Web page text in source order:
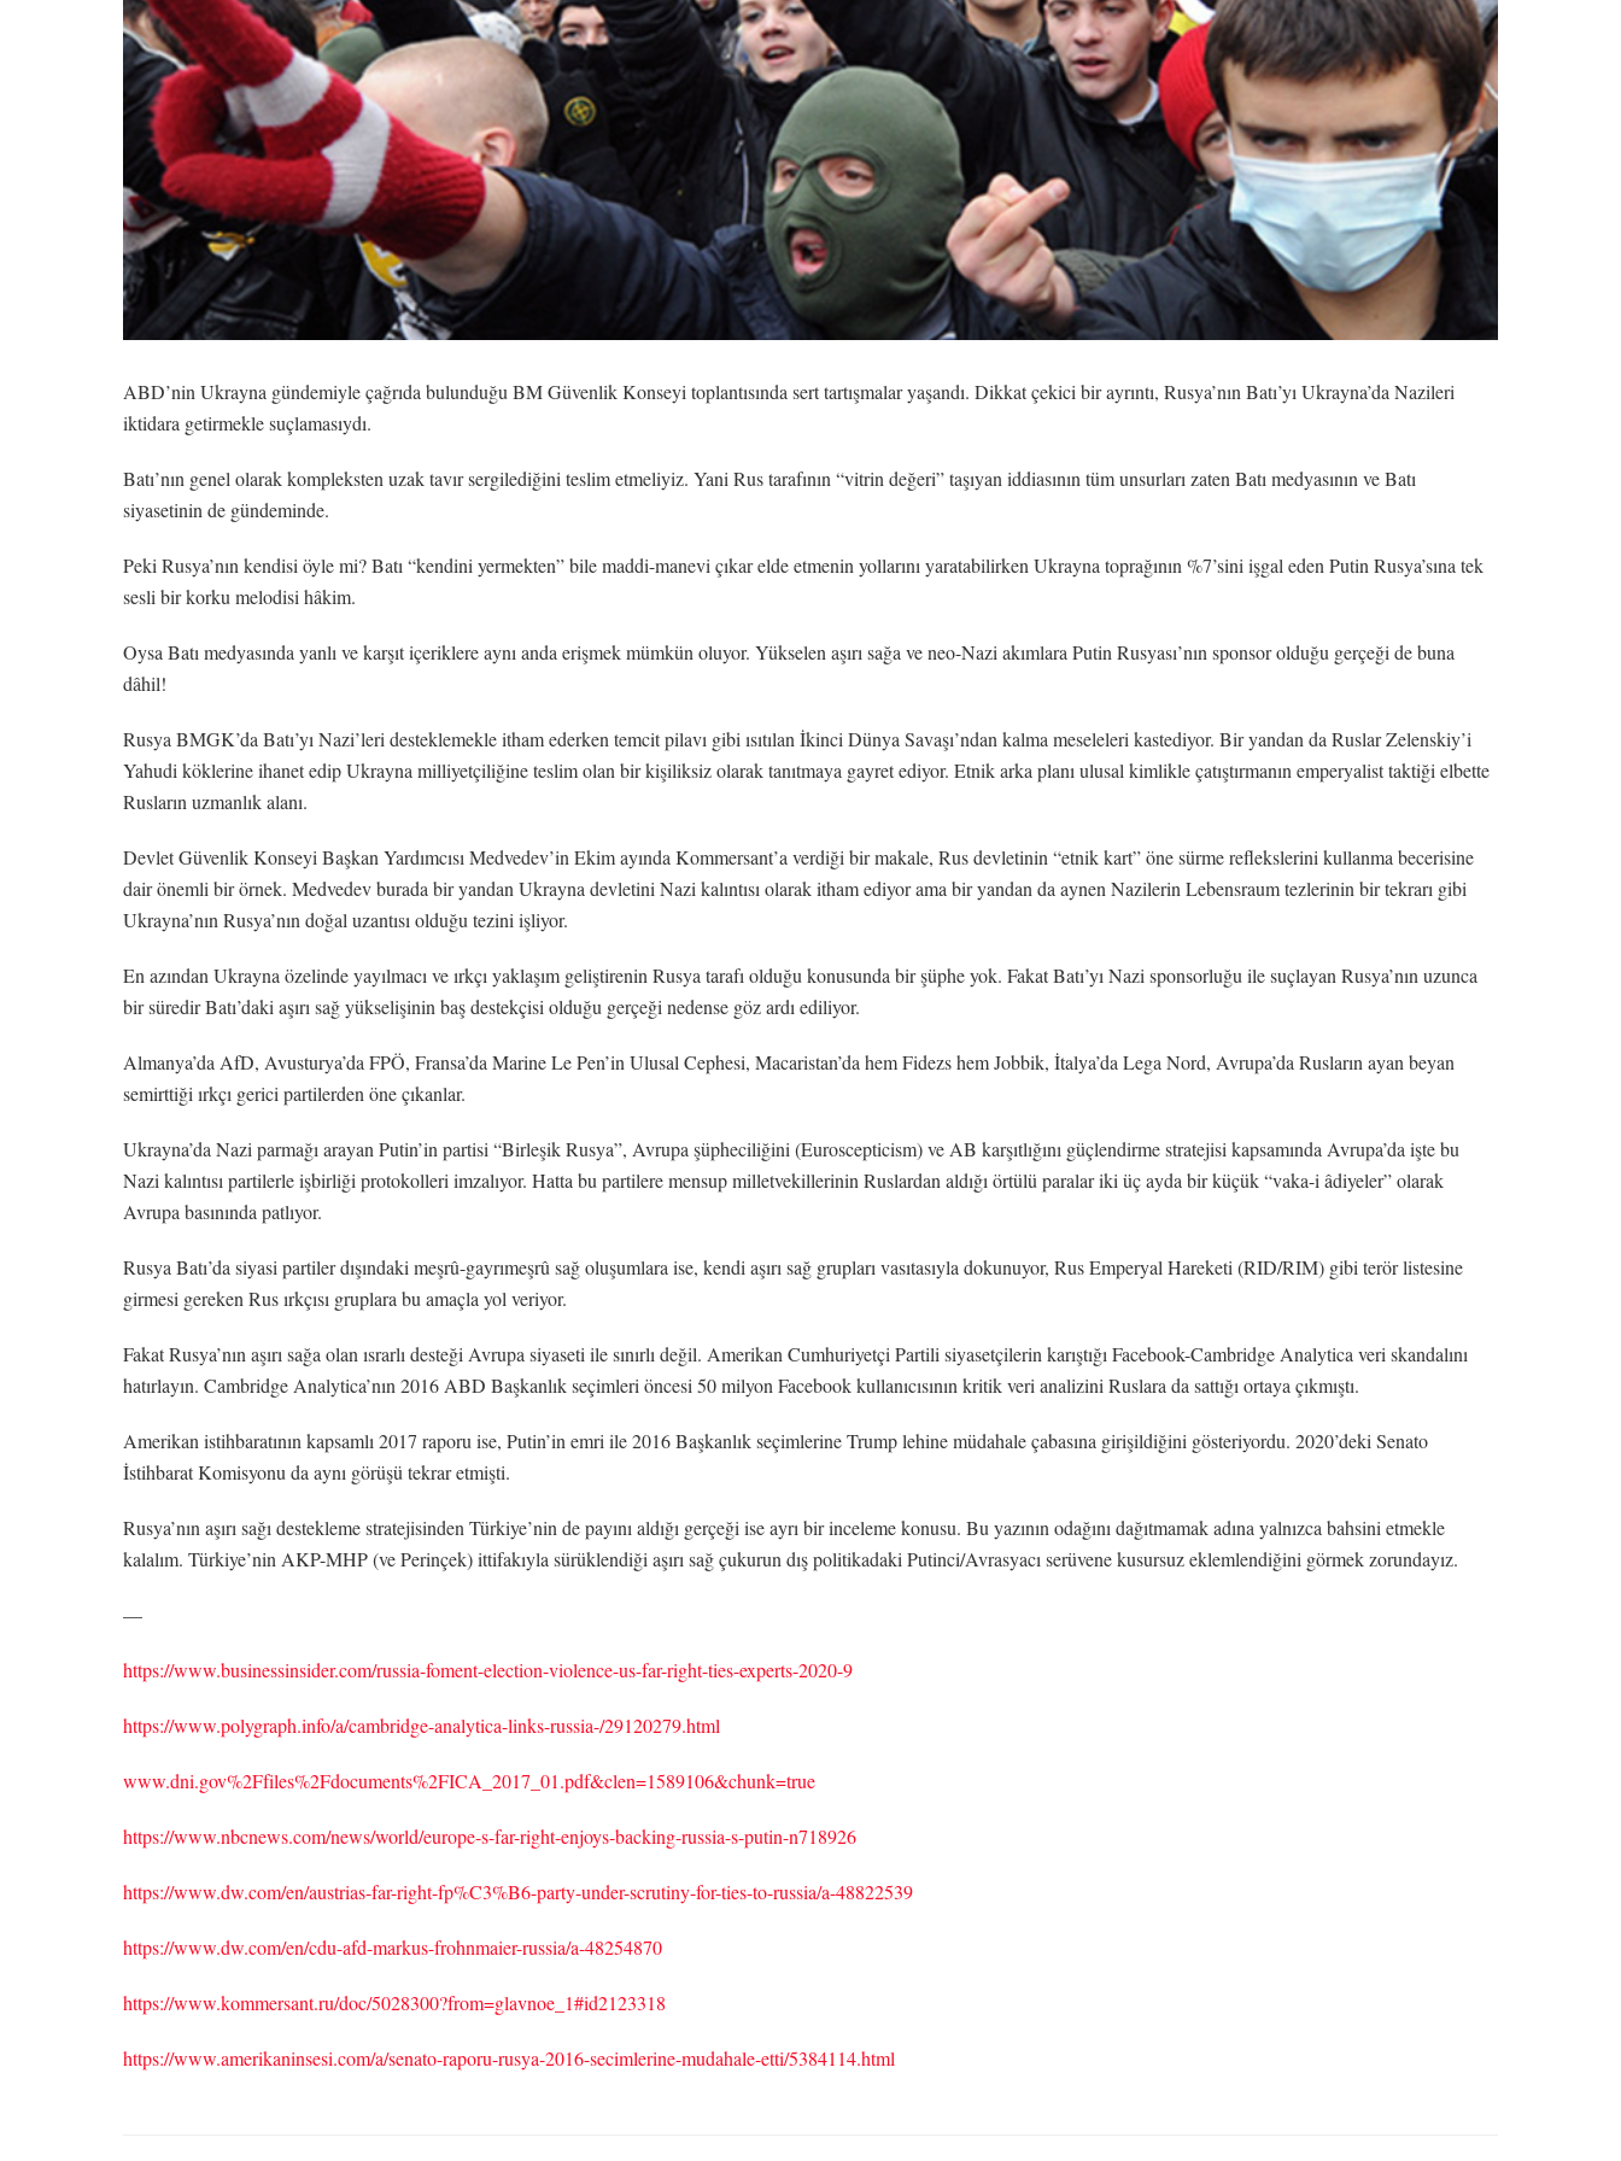
ABD’nin Ukrayna gündemiyle çağrıda bulunduğu BM Güvenlik Konseyi toplantısında sert tartışmalar yaşandı. Dikkat çekici bir ayrıntı, Rusya’nın Batı’yı Ukrayna’da Nazileri
iktidara getirmekle suçlamasıydı.
Batı’nın genel olarak kompleksten uzak tavır sergilediğini teslim etmeliyiz. Yani Rus tarafının “vitrin değeri” taşıyan iddiasının tüm unsurları zaten Batı medyasının ve Batı
siyasetinin de gündeminde.
Peki Rusya’nın kendisi öyle mi? Batı “kendini yermekten” bile maddi-manevi çıkar elde etmenin yollarını yaratabilirken Ukrayna toprağının %7’sini işgal eden Putin Rusya’sına tek
sesli bir korku melodisi hâkim.
Oysa Batı medyasında yanlı ve karşıt içeriklere aynı anda erişmek mümkün oluyor. Yükselen aşırı sağa ve neo-Nazi akımlara Putin Rusyası’nın sponsor olduğu gerçeği de buna
dâhil!
Rusya BMGK’da Batı’yı Nazi’leri desteklemekle itham ederken temcit pilavı gibi ısıtılan İkinci Dünya Savaşı’ndan kalma meseleleri kastediyor. Bir yandan da Ruslar Zelenskiy’i
Yahudi köklerine ihanet edip Ukrayna milliyetçiliğine teslim olan bir kişiliksiz olarak tanıtmaya gayret ediyor. Etnik arka planı ulusal kimlikle çatıştırmanın emperyalist taktiği elbette
Rusların uzmanlık alanı.
Devlet Güvenlik Konseyi Başkan Yardımcısı Medvedev’in Ekim ayında Kommersant’a verdiği bir makale, Rus devletinin “etnik kart” öne sürme reflekslerini kullanma becerisine
dair önemli bir örnek. Medvedev burada bir yandan Ukrayna devletini Nazi kalıntısı olarak itham ediyor ama bir yandan da aynen Nazilerin Lebensraum tezlerinin bir tekrarı gibi
Ukrayna’nın Rusya’nın doğal uzantısı olduğu tezini işliyor.
En azından Ukrayna özelinde yayılmacı ve ırkçı yaklaşım geliştirenin Rusya tarafı olduğu konusunda bir şüphe yok. Fakat Batı’yı Nazi sponsorluğu ile suçlayan Rusya’nın uzunca
bir süredir Batı’daki aşırı sağ yükselişinin baş destekçisi olduğu gerçeği nedense göz ardı ediliyor.
Almanya’da AfD, Avusturya’da FPÖ, Fransa’da Marine Le Pen’in Ulusal Cephesi, Macaristan’da hem Fidezs hem Jobbik, İtalya’da Lega Nord, Avrupa’da Rusların ayan beyan
semirttiği ırkçı gerici partilerden öne çıkanlar.
Ukrayna’da Nazi parmağı arayan Putin’in partisi “Birleşik Rusya”, Avrupa şüpheciliğini (Euroscepticism) ve AB karşıtlığını güçlendirme stratejisi kapsamında Avrupa’da işte bu
Nazi kalıntısı partilerle işbirliği protokolleri imzalıyor. Hatta bu partilere mensup milletvekillerinin Ruslardan aldığı örtülü paralar iki üç ayda bir küçük “vaka-i âdiyeler” olarak
Avrupa basınında patlıyor.
Rusya Batı’da siyasi partiler dışındaki meşrû-gayrımeşrû sağ oluşumlara ise, kendi aşırı sağ grupları vasıtasıyla dokunuyor, Rus Emperyal Hareketi (RID/RIM) gibi terör listesine
girmesi gereken Rus ırkçısı gruplara bu amaçla yol veriyor.
Fakat Rusya’nın aşırı sağa olan ısrarlı desteği Avrupa siyaseti ile sınırlı değil. Amerikan Cumhuriyetçi Partili siyasetçilerin karıştığı Facebook-Cambridge Analytica veri skandalını
hatırlayın. Cambridge Analytica’nın 2016 ABD Başkanlık seçimleri öncesi 50 milyon Facebook kullanıcısının kritik veri analizini Ruslara da sattığı ortaya çıkmıştı.
Amerikan istihbaratının kapsamlı 2017 raporu ise, Putin’in emri ile 2016 Başkanlık seçimlerine Trump lehine müdahale çabasına girişildiğini gösteriyordu. 2020’deki Senato
İstihbarat Komisyonu da aynı görüşü tekrar etmişti.
Rusya’nın aşırı sağı destekleme stratejisinden Türkiye’nin de payını aldığı gerçeği ise ayrı bir inceleme konusu. Bu yazının odağını dağıtmamak adına yalnızca bahsini etmekle
kalalım. Türkiye’nin AKP-MHP (ve Perinçek) ittifakıyla sürüklendiği aşırı sağ çukurun dış politikadaki Putinci/Avrasyacı serüvene kusursuz eklemlendiğini görmek zorundayız.
—
https://www.businessinsider.com/russia-foment-election-violence-us-far-right-ties-experts-2020-9
https://www.polygraph.info/a/cambridge-analytica-links-russia-/29120279.html
www.dni.gov%2Ffiles%2Fdocuments%2FICA_2017_01.pdf&clen=1589106&chunk=true
https://www.nbcnews.com/news/world/europe-s-far-right-enjoys-backing-russia-s-putin-n718926
https://www.dw.com/en/austrias-far-right-fp%C3%B6-party-under-scrutiny-for-ties-to-russia/a-48822539
https://www.dw.com/en/cdu-afd-markus-frohnmaier-russia/a-48254870
https://www.kommersant.ru/doc/5028300?from=glavnoe_1#id2123318
https://www.amerikaninsesi.com/a/senato-raporu-rusya-2016-secimlerine-mudahale-etti/5384114.html